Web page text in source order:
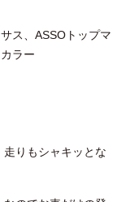
ス、ASSOトップマ
ラー
りもシャキッとな